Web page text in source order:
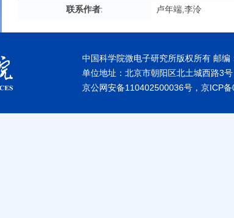
联系作者: 卢年端,李泠
中国科学院微电子研究所版权所有 邮编
单位地址：北京市朝阳区北土城西路3
京公网安备110402500036号，京ICP